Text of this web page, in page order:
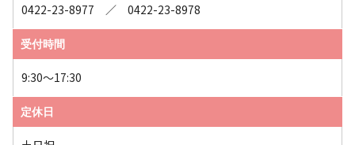
0422-23-8977 ／ 0422-23-8978
受付時間
9:30～17:30
定休日